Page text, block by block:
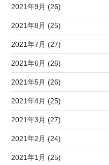
2021年9月 (26)
2021年8月 (25)
2021年7月 (27)
2021年6月 (26)
2021年5月 (26)
2021年4月 (25)
2021年3月 (27)
2021年2月 (24)
2021年1月 (25)